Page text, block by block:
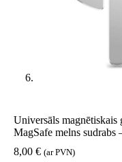
Universāls magnētiskais
MagSafe melns sudrabs
8,00 € (ar PVN)